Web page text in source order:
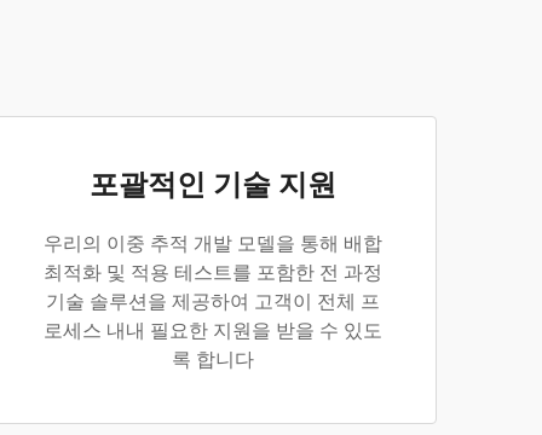
포괄적인 기술 지원
우리의 이중 추적 개발 모델을 통해 배합
최적화 및 적용 테스트를 포함한 전 과정
기술 솔루션을 제공하여 고객이 전체 프
로세스 내내 필요한 지원을 받을 수 있도
록 합니다